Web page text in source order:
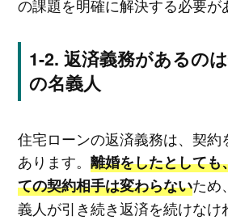
の課題を明確に解決する必要が
返済義務があるの
の名義人
住宅ローンの返済義務は、契約
あります。 離婚をしたとしても
ての契約相手は変わらないため
義人が引き続き返済を続けなけ